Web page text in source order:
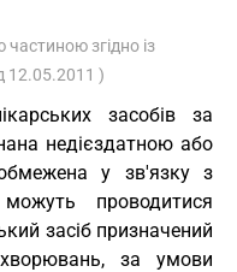
згідно із
12.05.2011 )
засобів за
недієздатною або
обмежена у зв'язку з
проводитися
засіб призначений
за умови